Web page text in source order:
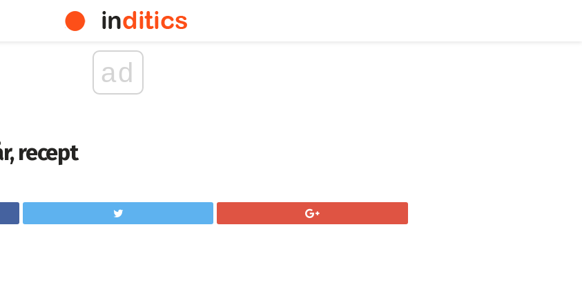
ad
recept